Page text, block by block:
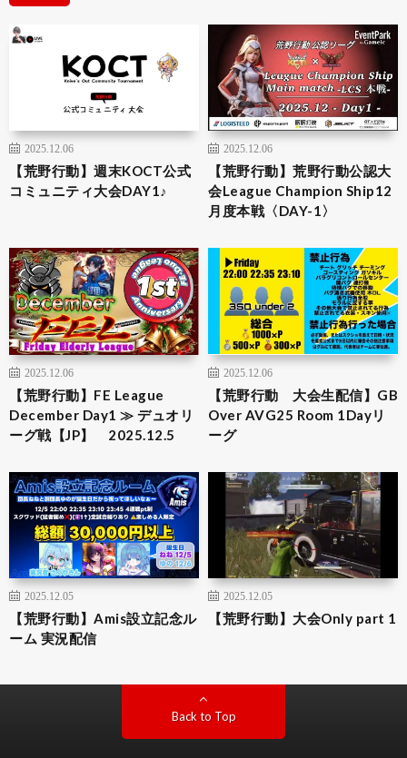
2025.12.06
【荒野行動】週末KOCT公式
コミュニティ大会DAY1♪
2025.12.06
【荒野行動】荒野行動公認大
会League Champion Ship12
月度本戦〈DAY-1〉
2025.12.06
【荒野行動】FE League
December Day1 ≫ デュオリ
ーグ戦【JP】 2025.12.5
2025.12.06
【荒野行動 大会生配信】GB
Over AVG25 Room 1Dayリ
ーグ
2025.12.05
【荒野行動】Amis設立記念ル
ーム 実況配信
2025.12.05
【荒野行動】大会Only part 1
Back to Top